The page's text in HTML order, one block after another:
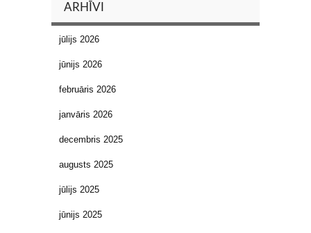
ARHĪVI
jūlijs 2026
jūnijs 2026
februāris 2026
janvāris 2026
decembris 2025
augusts 2025
jūlijs 2025
jūnijs 2025